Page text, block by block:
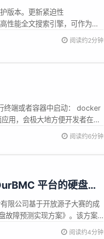
版本。更新紧迫性
性能全文搜索引擎，可作为一
用带有APPLY 'split(...)'的
阅读约2分钟
终端或者容器中启动： docker
，会极大地方便开发者在桌
阅读约6分钟
平台的硬盘故
限公司基于开放源子大赛的成
障预测实现方案》。该方案
的发展和工作。 产业化落地
阅读约4分钟